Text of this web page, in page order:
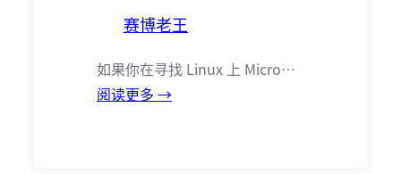
赛博老王
如果你在寻找 Linux 上 Micro…
阅读更多 →